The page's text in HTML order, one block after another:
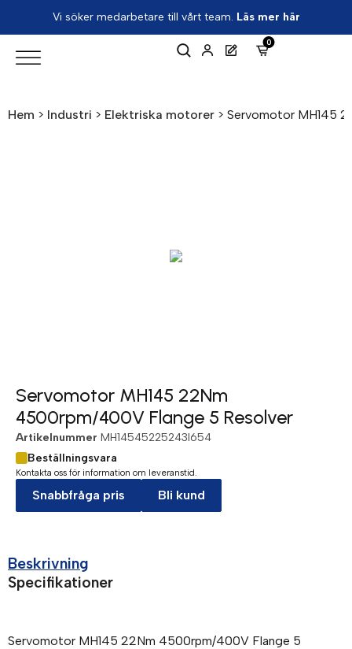
Vi söker medarbetare till vårt team. Läs mer här
0
Hem > Industri > Elektriska motorer > Servomotor MH145
Servomotor MH145 22Nm
4500rpm/400V Flange 5 Resolver
Artikelnummer MH14545225243I654
Beställningsvara
Kontakta oss för information om leveranstid.
Snabbfråga pris Bli kund
Beskrivning
Specifikationer
Servomotor MH145 22Nm 4500rpm/400V Flange 5